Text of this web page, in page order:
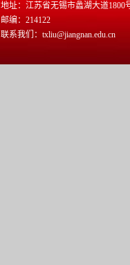
地址：江苏省无锡市蠡湖大道1800
邮编：214122
联系我们：txliu@jiangnan.edu.cn